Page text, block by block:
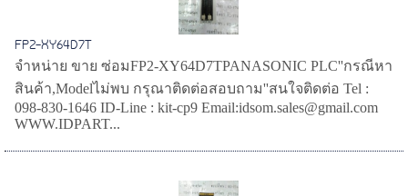
FP2-XY64D7T
จำหน่าย ขาย ซ่อมFP2-XY64D7TPANASONIC PLC''กรณีหา
สินค้า,Modelไม่พบ กรุณาติดต่อสอบถาม''สนใจติดต่อ Tel :
098-830-1646 ID-Line : kit-cp9 Email:idsom.sales@gmail.com
WWW.IDPART...